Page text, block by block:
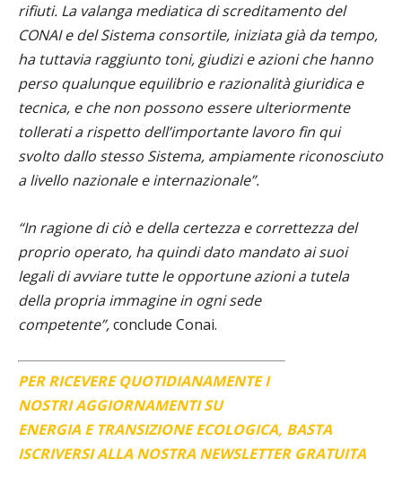
rifiuti. La valanga mediatica di screditamento del
CONAI e del Sistema consortile, iniziata già da tempo,
ha tuttavia raggiunto toni, giudizi e azioni che hanno
perso qualunque equilibrio e razionalità giuridica e
tecnica, e che non possono essere ulteriormente
tollerati a rispetto dell’importante lavoro fin qui
svolto dallo stesso Sistema, ampiamente riconosciuto
a livello nazionale e internazionale”.
“In ragione di ciò e della certezza e correttezza del
proprio operato, ha quindi dato mandato ai suoi
legali di avviare tutte le opportune azioni a tutela
della propria immagine in ogni sede
competente”,conclude Conai.
PER RICEVERE QUOTIDIANAMENTE I
NOSTRI AGGIORNAMENTI SU
ENERGIA E TRANSIZIONE ECOLOGICA, BASTA
ISCRIVERSI ALLA NOSTRA NEWSLETTER GRATUITA